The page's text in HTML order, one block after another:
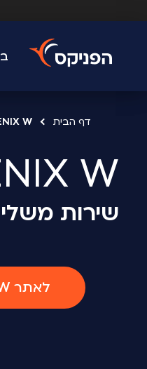
דף הבית W
W
שירות
לאתר PHOENIX W